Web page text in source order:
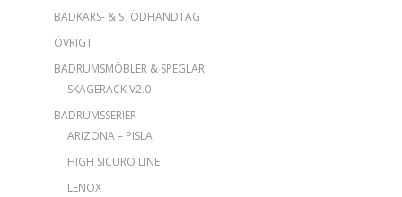
BADKARS- & STÖDHANDTAG
ÖVRIGT
BADRUMSMÖBLER & SPEGLAR
SKAGERACK V2.0
BADRUMSSERIER
ARIZONA – PISLA
HIGH SICURO LINE
LENOX